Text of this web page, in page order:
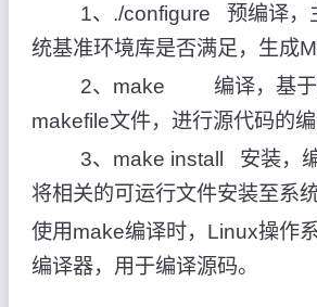
1、./configure 预编译，
统基准环境库是否满足，生成
2、make 编译，基于第
makefile文件，进行源代码的编
3、make install 安装，编
将相关的可运行文件安装至系统
使用make编译时，Linux操作
编译器，用于编译源码。